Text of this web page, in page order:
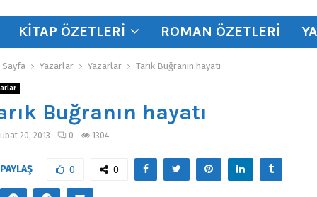
KITAP ÖZETLERI ROMAN ÖZETLERI
Sayfa Yazarlar Yazarlar Tarık Buğranın hayatı
Buğranın hayatı
20, 2013 0 1304
PAYLAŞ 0 0